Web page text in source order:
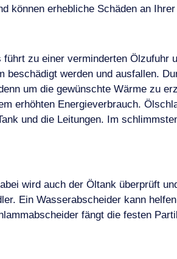
können erhebliche Schäden an
zu einer verminderten Ölzufuhr
werden und ausfallen.
um die gewünschte Wärme zu
erhöhten Energieverbrauch.
und die Leitungen. Im
wird auch der Öltank überprüft
Ein Wasserabscheider kann
fängt die festen